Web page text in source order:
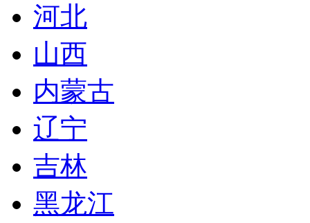
河北
山西
内蒙古
辽宁
吉林
黑龙江